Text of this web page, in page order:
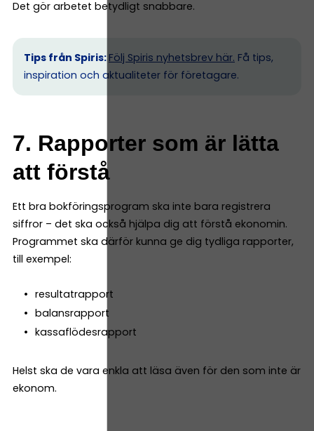
Det gör arbetet betydligt snabbare.
Tips från Spiris: Följ Spiris nyhetsbrev här. Få tips,
inspiration och aktualiteter för företagare.
7. Rapporter som är lätta
att förstå
Ett bra bokföringsprogram ska inte bara registrera
siffror – det ska också hjälpa dig att förstå ekonomin.
Programmet ska därför kunna ge dig tydliga rapporter,
till exempel:
resultatrapport
balansrapport
kassaflödesrapport
Helst ska de vara enkla att läsa även för den som inte är
ekonom.